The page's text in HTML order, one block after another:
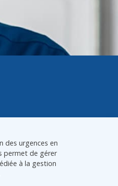
des urgences en
permet de gérer
à la gestion